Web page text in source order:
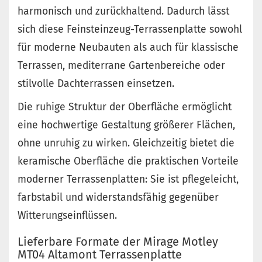
harmonisch und zurückhaltend. Dadurch lässt
sich diese Feinsteinzeug-Terrassenplatte sowohl
für moderne Neubauten als auch für klassische
Terrassen, mediterrane Gartenbereiche oder
stilvolle Dachterrassen einsetzen.
Die ruhige Struktur der Oberfläche ermöglicht
eine hochwertige Gestaltung größerer Flächen,
ohne unruhig zu wirken. Gleichzeitig bietet die
keramische Oberfläche die praktischen Vorteile
moderner Terrassenplatten: Sie ist pflegeleicht,
farbstabil und widerstandsfähig gegenüber
Witterungseinflüssen.
Lieferbare Formate der Mirage Motley
MT04 Altamont Terrassenplatte